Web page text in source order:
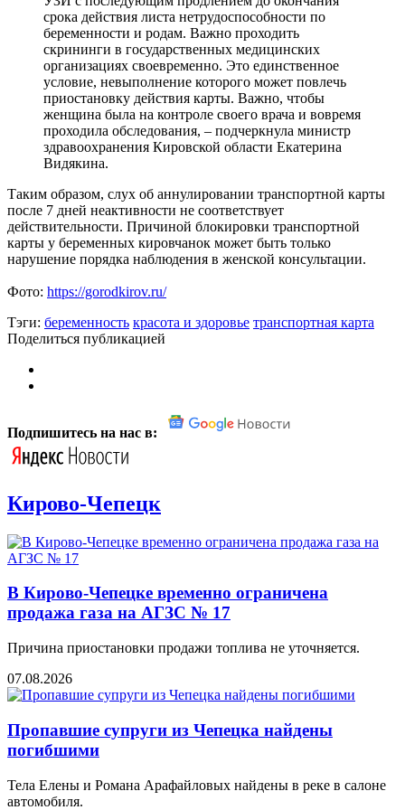
срока действия листа нетрудоспособности по
беременности и родам. Важно проходить
скрининги в государственных медицинских
организациях своевременно. Это единственное
условие, невыполнение которого может повлечь
приостановку действия карты. Важно, чтобы
женщина была на контроле своего врача и вовремя
проходила обследования, – подчеркнула министр
здравоохранения Кировской области Екатерина
Видякина.
Таким образом, слух об аннулировании транспортной карты
после 7 дней неактивности не соответствует
действительности. Причиной блокировки транспортной
карты у беременных кировчанок может быть только
нарушение порядка наблюдения в женской консультации.
Фото: https://gorodkirov.ru/
Тэги: беременность красота и здоровье транспортная карта
Поделиться публикацией
Подпишитесь на нас в:
Кирово-Чепецк
В Кирово-Чепецке временно ограничена
продажа газа на АГЗС № 17
Причина приостановки продажи топлива не уточняется.
07.08.2026
Пропавшие супруги из Чепецка найдены
погибшими
Тела Елены и Романа Арафайловых найдены в реке в салоне
автомобиля.